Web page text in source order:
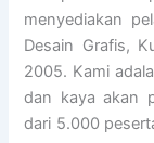
menyediakan
Desain Grafis,
2005. Kami
dan kaya akan
dari 5.000